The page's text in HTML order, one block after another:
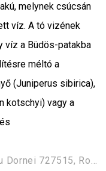
melynek csúcsán
víz. A tó vizének
víz a Büdös-patakba
méltó a
(Juniperus sibirica),
kotschyi) vagy a
Calimani National Park, nr 54C, Șaru Dornei 727515, Romania